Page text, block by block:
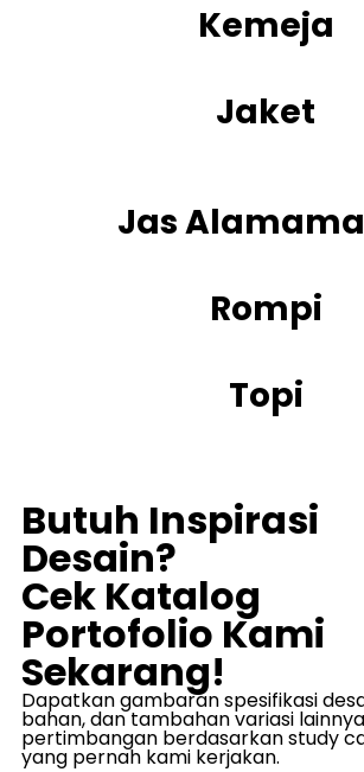
Kemeja
Jaket
Jas
Rompi
Topi
Butuh Inspirasi
Desain?
Cek Katalog
Portofolio Kami
Sekarang!
Dapatkan gambaran spesifikasi
bahan, dan tambahan variasi
pertimbangan berdasarkan study
yang pernah kami kerjakan.